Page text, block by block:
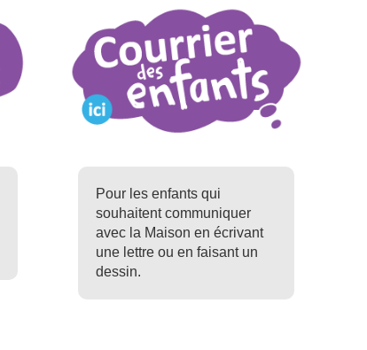
Pour les enfants qui
souhaitent communiquer
avec la Maison en écrivant
une lettre ou en faisant un
dessin.